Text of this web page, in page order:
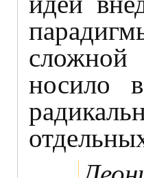
сложной
носило